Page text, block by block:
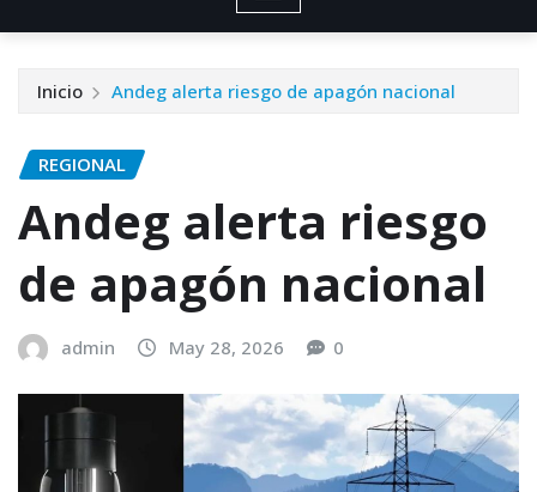
Inicio Andeg alerta riesgo de apagón nacional
REGIONAL
Andeg alerta riesgo
de apagón nacional
admin May 28, 2026 0